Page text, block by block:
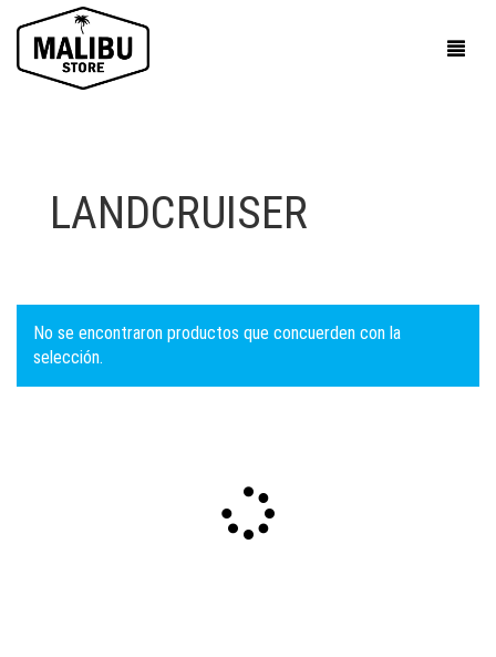
LANDCRUISER
No se encontraron productos que concuerden con la
selección.